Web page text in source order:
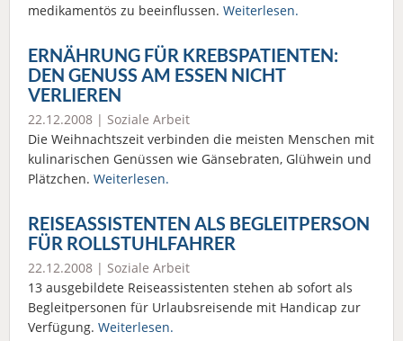
medikamentös zu beeinflussen. Weiterlesen.
ERNÄHRUNG FÜR KREBSPATIENTEN:
DEN GENUSS AM ESSEN NICHT
VERLIEREN
22.12.2008 | Soziale Arbeit
Die Weihnachtszeit verbinden die meisten Menschen mit
kulinarischen Genüssen wie Gänsebraten, Glühwein und
Plätzchen. Weiterlesen.
REISEASSISTENTEN ALS BEGLEITPERSON
FÜR ROLLSTUHLFAHRER
22.12.2008 | Soziale Arbeit
13 ausgebildete Reiseassistenten stehen ab sofort als
Begleitpersonen für Urlaubsreisende mit Handicap zur
Verfügung. Weiterlesen.